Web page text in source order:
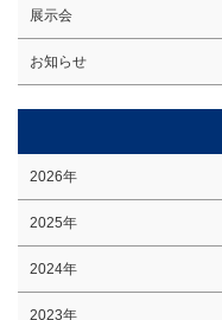
展示会
お知らせ
2026年
2025年
2024年
2023年